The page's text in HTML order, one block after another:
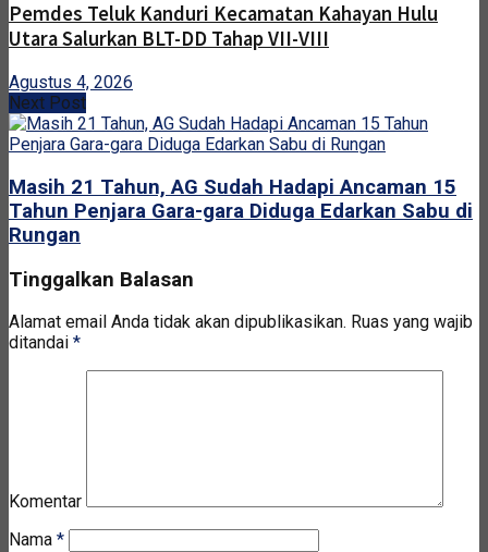
Pemdes Teluk Kanduri Kecamatan Kahayan Hulu
Utara Salurkan BLT-DD Tahap VII-VIII
Agustus 4, 2026
Next Post
Masih 21 Tahun, AG Sudah Hadapi Ancaman 15
Tahun Penjara Gara-gara Diduga Edarkan Sabu di
Rungan
Tinggalkan Balasan
Alamat email Anda tidak akan dipublikasikan. Ruas yang wajib
ditandai *
Komentar
Nama *